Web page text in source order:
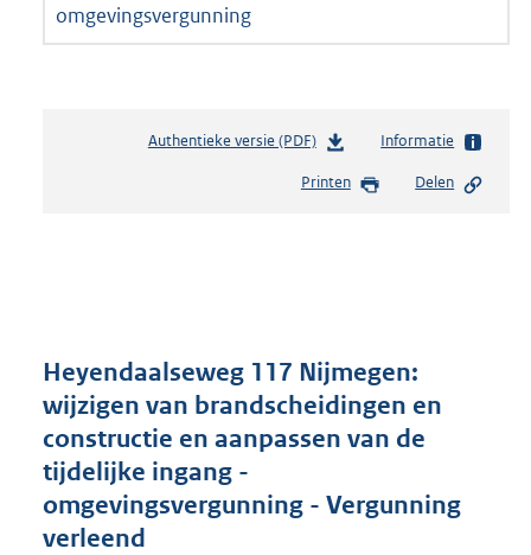
omgevingsvergunning
Authentieke versie (PDF)b
s
r
o
o
t
:
Informatie
Printen Delen
Heyendaalseweg 117 Nijmegen:
wijzigen van brandscheidingen en
constructie en aanpassen van de
tijdelijke ingang -
omgevingsvergunning - Vergunning
verleend